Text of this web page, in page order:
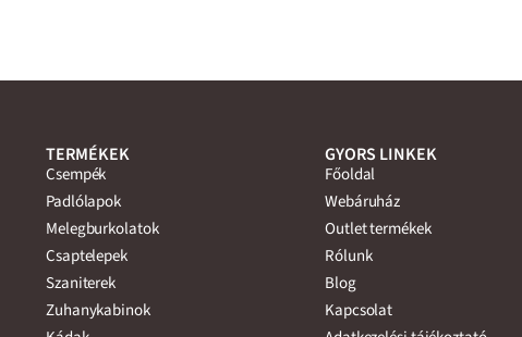
TERMÉKEK
Csempék
Padlólapok
Melegburkolatok
Csaptelepek
Szaniterek
Zuhanykabinok
GYORS LINKEK
Főoldal
Webáruház
Outlet termékek
Rólunk
Blog
Kapcsolat